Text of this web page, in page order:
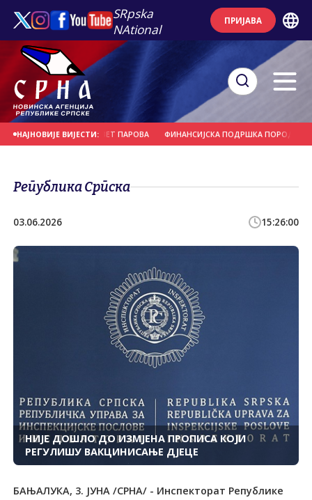
SRpska
NAtional
ПРИЈАВА
НАЈНОВИЈЕ ВИЈЕСТИ:
ВЈЕНЧАЊУ ДЕВЕТ ПАРОВА ФИНАНСИЈСКА ПОДРШКА ПОРОДИЦИ И
Република Српска
03.06.2026 15:26:00
НИЈЕ ДОШЛО ДО ИЗМЈЕНА ПРОПИСА КОЈИ
РЕГУЛИШУ ВАКЦИНИСАЊЕ ДЈЕЦЕ
БАЊАЛУКА, 3. ЈУНА /СРНА/ - Инспекторат Републике